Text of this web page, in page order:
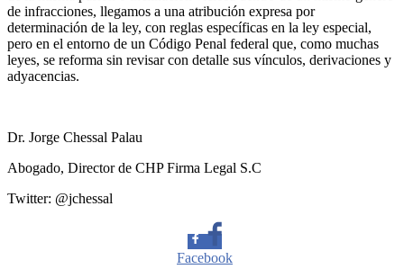
de infracciones, llegamos a una atribución expresa por
determinación de la ley, con reglas específicas en la ley especial,
pero en el entorno de un Código Penal federal que, como muchas
leyes, se reforma sin revisar con detalle sus vínculos, derivaciones y
adyacencias.
Dr. Jorge Chessal Palau
Abogado, Director de CHP Firma Legal S.C
Twitter: @jchessal
Facebook